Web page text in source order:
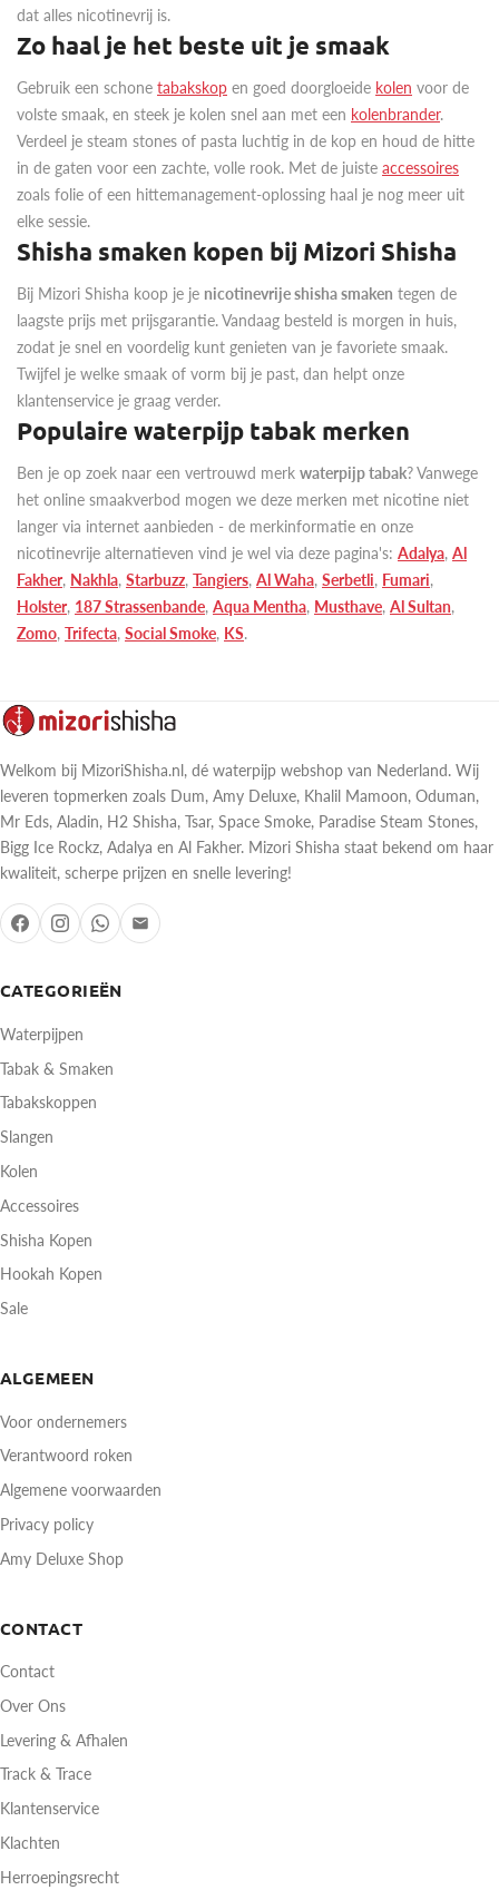
dat alles nicotinevrij is.
Zo haal je het beste uit je smaak
Gebruik een schone tabakskop en goed doorgloeide kolen voor de
volste smaak, en steek je kolen snel aan met een kolenbrander.
Verdeel je steam stones of pasta luchtig in de kop en houd de hitte
in de gaten voor een zachte, volle rook. Met de juiste accessoires
zoals folie of een hittemanagement-oplossing haal je nog meer uit
elke sessie.
Shisha smaken kopen bij Mizori Shisha
Bij Mizori Shisha koop je je nicotinevrije shisha smaken tegen de
laagste prijs met prijsgarantie. Vandaag besteld is morgen in huis,
zodat je snel en voordelig kunt genieten van je favoriete smaak.
Twijfel je welke smaak of vorm bij je past, dan helpt onze
klantenservice je graag verder.
Populaire waterpijp tabak merken
Ben je op zoek naar een vertrouwd merk waterpijp tabak? Vanwege
het online smaakverbod mogen we deze merken met nicotine niet
langer via internet aanbieden - de merkinformatie en onze
nicotinevrije alternatieven vind je wel via deze pagina's: Adalya, Al
Fakher, Nakhla, Starbuzz, Tangiers, Al Waha, Serbetli, Fumari,
Holster, 187 Strassenbande, Aqua Mentha, Musthave, Al Sultan,
Zomo, Trifecta, Social Smoke, KS.
CATEGORIEËN
Waterpijpen
Tabak & Smaken
Tabakskoppen
Slangen
Kolen
Accessoires
Shisha Kopen
Hookah Kopen
Sale
ALGEMEEN
Voor ondernemers
Verantwoord roken
Algemene voorwaarden
Privacy policy
Amy Deluxe Shop
CONTACT
Contact
Over Ons
Levering & Afhalen
Track & Trace
Klantenservice
Klachten
Herroepingsrecht
Welkom bij MizoriShisha.nl, dé waterpijp webshop van Nederland. Wij
leveren topmerken zoals Dum, Amy Deluxe, Khalil Mamoon, Oduman,
Mr Eds, Aladin, H2 Shisha, Tsar, Space Smoke, Paradise Steam Stones,
Bigg Ice Rockz, Adalya en Al Fakher. Mizori Shisha staat bekend om haar
kwaliteit, scherpe prijzen en snelle levering!